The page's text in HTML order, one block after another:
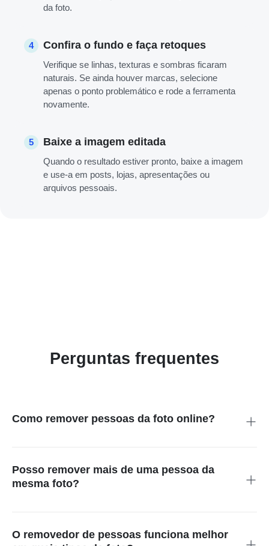
da foto.
4 Confira o fundo e faça retoques
Verifique se linhas, texturas e sombras ficaram
naturais. Se ainda houver marcas, selecione
apenas o ponto problemático e rode a ferramenta
novamente.
5 Baixe a imagem editada
Quando o resultado estiver pronto, baixe a imagem
e use-a em posts, lojas, apresentações ou
arquivos pessoais.
Perguntas frequentes
Como remover pessoas da foto online?
áreas pequenas se necessário e baixe a foto editada.
Posso remover mais de uma pessoa da
mesma foto?
próximas de detalhes importantes do fundo.
O removedor de pessoas funciona melhor